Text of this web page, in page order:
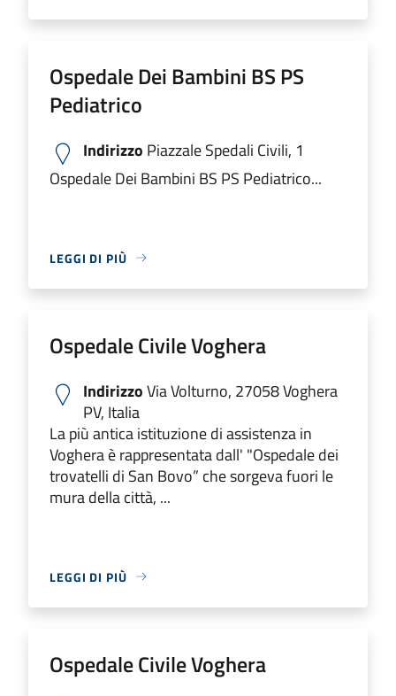
Ospedale Dei Bambini BS PS
Pediatrico
Indirizzo Piazzale Spedali Civili, 1
Ospedale Dei Bambini BS PS Pediatrico...
LEGGI DI PIÙ
Ospedale Civile Voghera
IndirizzoVia Volturno, 27058 Voghera
PV, Italia
La più antica istituzione di assistenza in
Voghera è rappresentata dall' "Ospedale dei
trovatelli di San Bovo” che sorgeva fuori le
mura della città, ...
LEGGI DI PIÙ
Ospedale Civile Voghera